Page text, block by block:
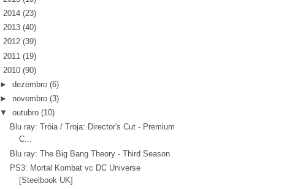
2014 (23)
2013 (40)
2012 (39)
2011 (19)
2010 (90)
►dezembro (6)
► novembro (3)
▼
outubro (10)
Blu ray: Tróia / Troja: Director's Cut - Premium
C...
Blu ray: The Big Bang Theory - Third Season
PS3: Mortal Kombat vc DC Universe
[Steelbook UK]